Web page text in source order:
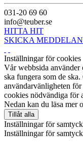
031-20 69 60
info@teuber.se
HITTA HIT
SKICKA
Inställningar för cookies
Vår webbsida använder
ska fungera som de
användarvänligheten
cookies nödvändiga för
Nedan kan du läsa mer
Tillåt alla
Inställningar för
Inställningar för